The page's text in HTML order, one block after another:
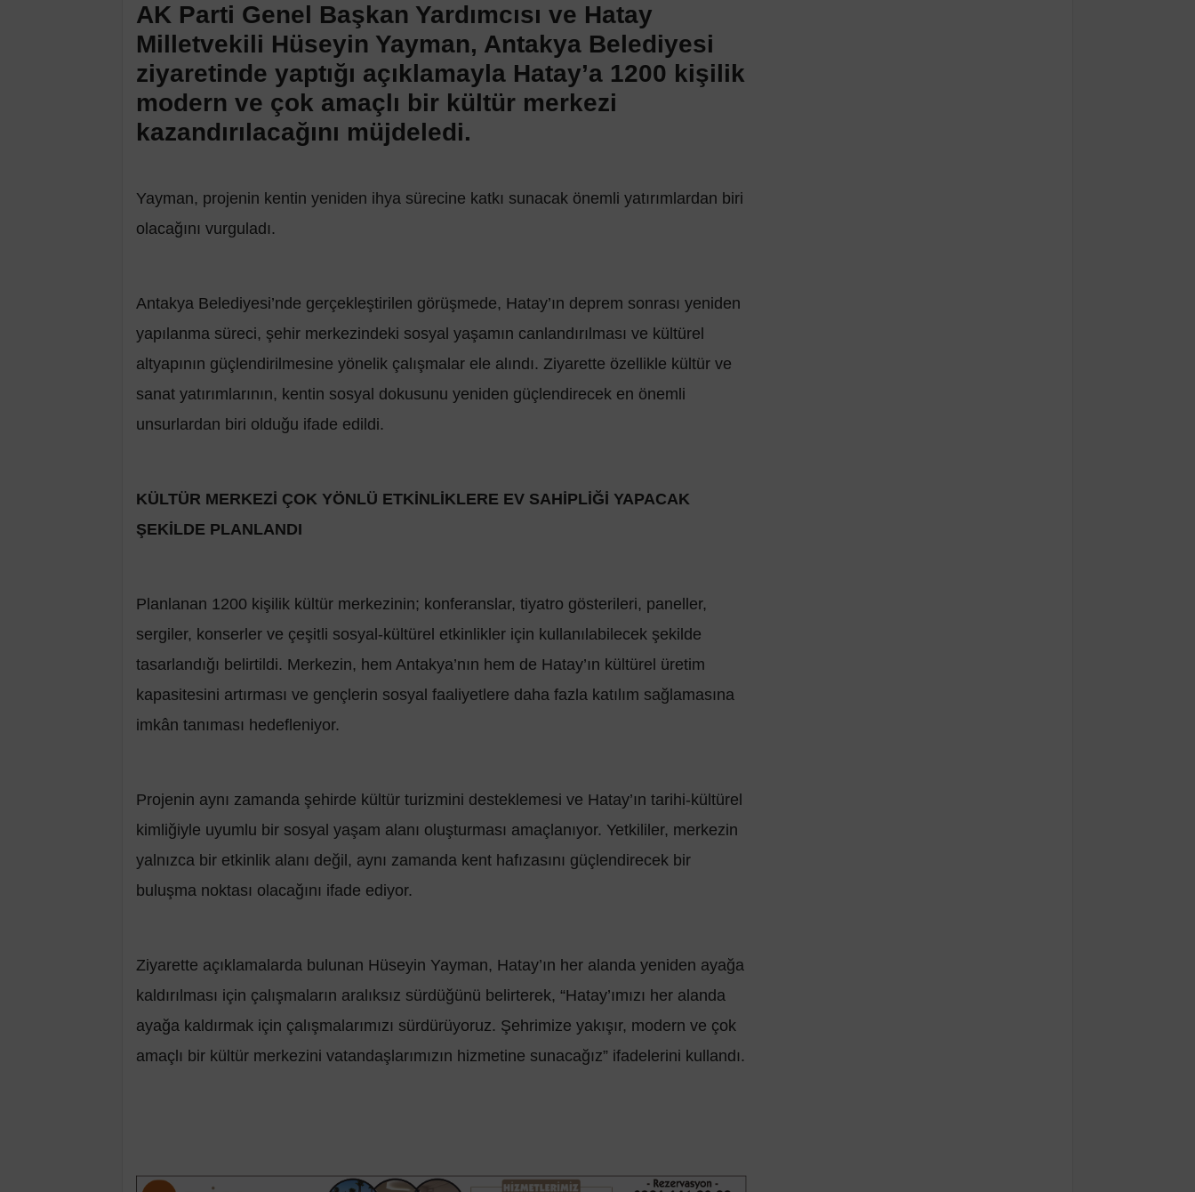
AK Parti Genel Başkan Yardımcısı ve Hatay
Milletvekili Hüseyin Yayman, Antakya Belediyesi
ziyaretinde yaptığı açıklamayla Hatay’a 1200 kişilik
modern ve çok amaçlı bir kültür merkezi
kazandırılacağını müjdeledi.
Yayman, projenin kentin yeniden ihya sürecine katkı sunacak önemli yatırımlardan biri
olacağını vurguladı.
Antakya Belediyesi’nde gerçekleştirilen görüşmede, Hatay’ın deprem sonrası yeniden
yapılanma süreci, şehir merkezindeki sosyal yaşamın canlandırılması ve kültürel
altyapının güçlendirilmesine yönelik çalışmalar ele alındı. Ziyarette özellikle kültür ve
sanat yatırımlarının, kentin sosyal dokusunu yeniden güçlendirecek en önemli
unsurlardan biri olduğu ifade edildi.
KÜLTÜR MERKEZİ ÇOK YÖNLÜ ETKİNLİKLERE EV SAHİPLİĞİ YAPACAK
ŞEKİLDE PLANLANDI
Planlanan 1200 kişilik kültür merkezinin; konferanslar, tiyatro gösterileri, paneller,
sergiler, konserler ve çeşitli sosyal-kültürel etkinlikler için kullanılabilecek şekilde
tasarlandığı belirtildi. Merkezin, hem Antakya’nın hem de Hatay’ın kültürel üretim
kapasitesini artırması ve gençlerin sosyal faaliyetlere daha fazla katılım sağlamasına
imkân tanıması hedefleniyor.
Projenin aynı zamanda şehirde kültür turizmini desteklemesi ve Hatay’ın tarihi-kültürel
kimliğiyle uyumlu bir sosyal yaşam alanı oluşturması amaçlanıyor. Yetkililer, merkezin
yalnızca bir etkinlik alanı değil, aynı zamanda kent hafızasını güçlendirecek bir
buluşma noktası olacağını ifade ediyor.
Ziyarette açıklamalarda bulunan Hüseyin Yayman, Hatay’ın her alanda yeniden ayağa
kaldırılması için çalışmaların aralıksız sürdüğünü belirterek, “Hatay’ımızı her alanda
ayağa kaldırmak için çalışmalarımızı sürdürüyoruz. Şehrimize yakışır, modern ve çok
amaçlı bir kültür merkezini vatandaşlarımızın hizmetine sunacağız” ifadelerini kullandı.